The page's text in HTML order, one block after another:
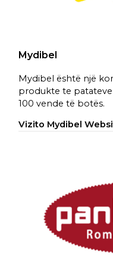
Mydibel
Mydibel është një
produkte te
100 vende të botës.
Vizito Mydibel